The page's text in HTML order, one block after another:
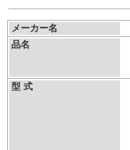
メーカー名
品名
型 式